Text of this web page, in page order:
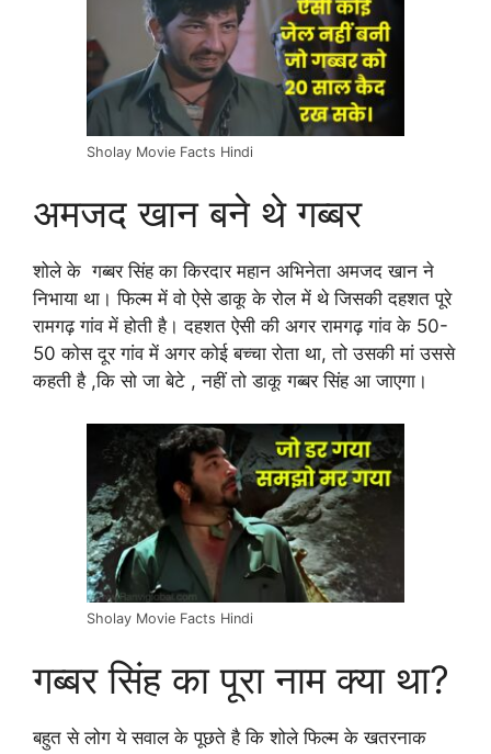
Sholay Movie Facts Hindi
अमजद खान बने थे गब्बर
शोले के गब्बर सिंह का किरदार महान अभिनेता अमजद खान ने
निभाया था। फिल्म में वो ऐसे डाकू के रोल में थे जिसकी दहशत पूरे
रामगढ़ गांव में होती है। दहशत ऐसी की अगर रामगढ़ गांव के 50-
50 कोस दूर गांव में अगर कोई बच्चा रोता था, तो उसकी मां उससे
कहती है ,कि सो जा बेटे , नहीं तो डाकू गब्बर सिंह आ जाएगा।
Sholay Movie Facts Hindi
गब्बर सिंह का पूरा नाम क्या था?
बहुत से लोग ये सवाल के पूछते है कि शोले फिल्म के खतरनाक